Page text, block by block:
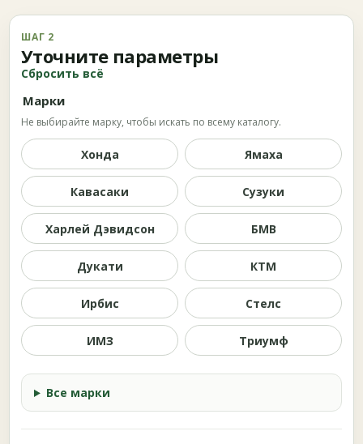
ШАГ 2
Уточните параметры
Сбросить всё
Марки
Не выбирайте марку, чтобы искать по всему каталогу.
Хонда Ямаха
Кавасаки Сузуки
Харлей Дэвидсон БМВ
Дукати КТМ
Ирбис Стелс
ИМЗ Триумф
Все марки